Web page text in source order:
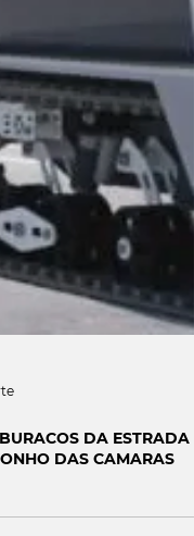
DAS CAMARAS